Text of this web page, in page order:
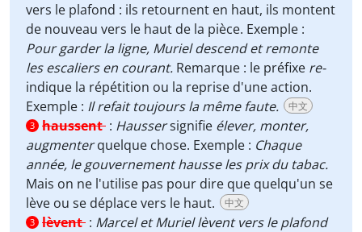
vers le plafond : ils retournent en haut, ils montent
de nouveau vers le haut de la pièce. Exemple :
Pour garder la ligne, Muriel descend et remonte
les escaliers en courant. Remarque : le préfixe re-
indique la répétition ou la reprise d'une action.
Exemple : Il refait toujours la même faute. 中文
3 haussent : Haussersignifie élever, monter,
augmenterquelque chose. Exemple : Chaque
année, le gouvernement hausse les prix du tabac.
Mais on ne l'utilise pas pour dire que quelqu'un se
lève ou se déplace vers le haut.
中文
3 lèvent : Marcel et Muriel lèvent vers le plafond